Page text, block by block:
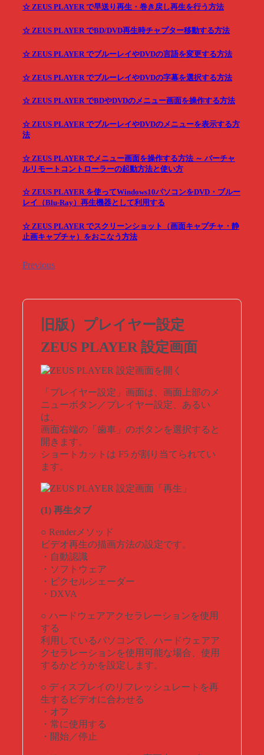
☆ ZEUS PLAYER で早送り再生・巻き戻し再生を行う方法
☆ ZEUS PLAYER でBD/DVD再生時チャプター移動する方法
☆ ZEUS PLAYER でブルーレイやDVDの言語を変更する方法
☆ ZEUS PLAYER でブルーレイやDVDの字幕を選択する方法
☆ ZEUS PLAYER でBDやDVDのメニュー画面を操作する方法
☆ ZEUS PLAYER でブルーレイやDVDのメニューを表示する方
法
☆ ZEUS PLAYER でメニュー画面を操作する方法 ～ バーチャ
ルリモートコントローラーの起動方法と使い方
☆ ZEUS PLAYER を使ってWindows10パソコンをDVD・ブルー
レイ（Blu-Ray）再生機器として利用する
☆ ZEUS PLAYER でスクリーンショット（画面キャプチャ・静
止画キャプチャ）をおこなう方法
Previous
旧版）プレイヤー設定
ZEUS PLAYER 設定画面
「プレイヤー設定」画面は、画面上部のメ
ニューボタン／プレイヤー設定、あるい
は、
画面右端の「歯車」のボタンを選択すると
開きます。
ショートカットは F5 が割り当てられてい
ます。
(1) 再生タブ
○ Renderメソッド
ビデオ再生の描画方法の設定です。
・自動認識
・ソフトウェア
・ピクセルシェーダー
・DXVA
○ ハードウェアアクセラレーションを使用
する
利用しているパソコンで、ハードウェアア
クセラレーションを使用可能な場合、使用
するかどうかを設定します。
○ ディスプレイのリフレッシュレートを再
生するビデオに合わせる
・オフ
・常に使用する
・開始／停止